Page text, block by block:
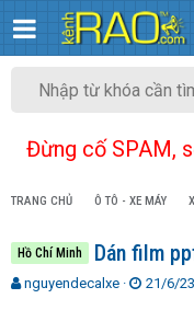
Đừng cố SPAM,
TRANG CHỦ Ô TÔ - XE MÁY
Hồ Chí Minh Dán film
T
nguyendecalxe
N
21/6/23